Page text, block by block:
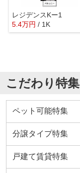
レジデンスKー1
5.4万円 / 1K
こだわり特集
ペット可能特集
分譲タイプ特集
戸建て賃貸特集